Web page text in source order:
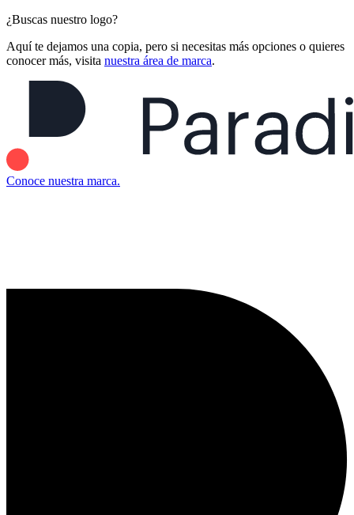
¿Buscas nuestro logo?
Aquí te dejamos una copia, pero si necesitas más opciones o quieres
conocer más, visita nuestra área de marca.
Conoce nuestra marca.